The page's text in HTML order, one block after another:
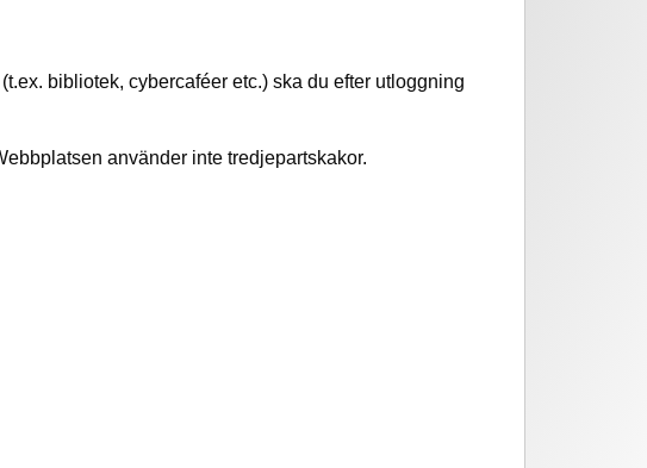
bibliotek, cybercaféer etc.) ska du efter utloggning
använder inte tredjepartskakor.